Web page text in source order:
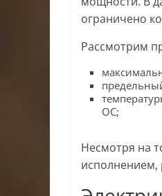
ограничено
Рассмотрим
ОС;
Несмотря на
исполнением,